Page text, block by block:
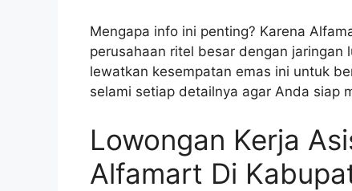
Mengapa info ini penting? Karena
perusahaan ritel besar dengan jaringan
lewatkan kesempatan emas ini untuk
selami setiap detailnya agar Anda siap
Lowongan Kerja
Alfamart Di